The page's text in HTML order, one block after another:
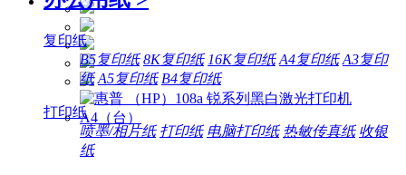
复印纸
B5复印纸 8K复印纸 16K复印纸 A4复印纸 A3复印
纸 A5复印纸 B4复印纸
打印纸
喷墨/相片纸 打印纸 电脑打印纸 热敏传真纸 收银
纸